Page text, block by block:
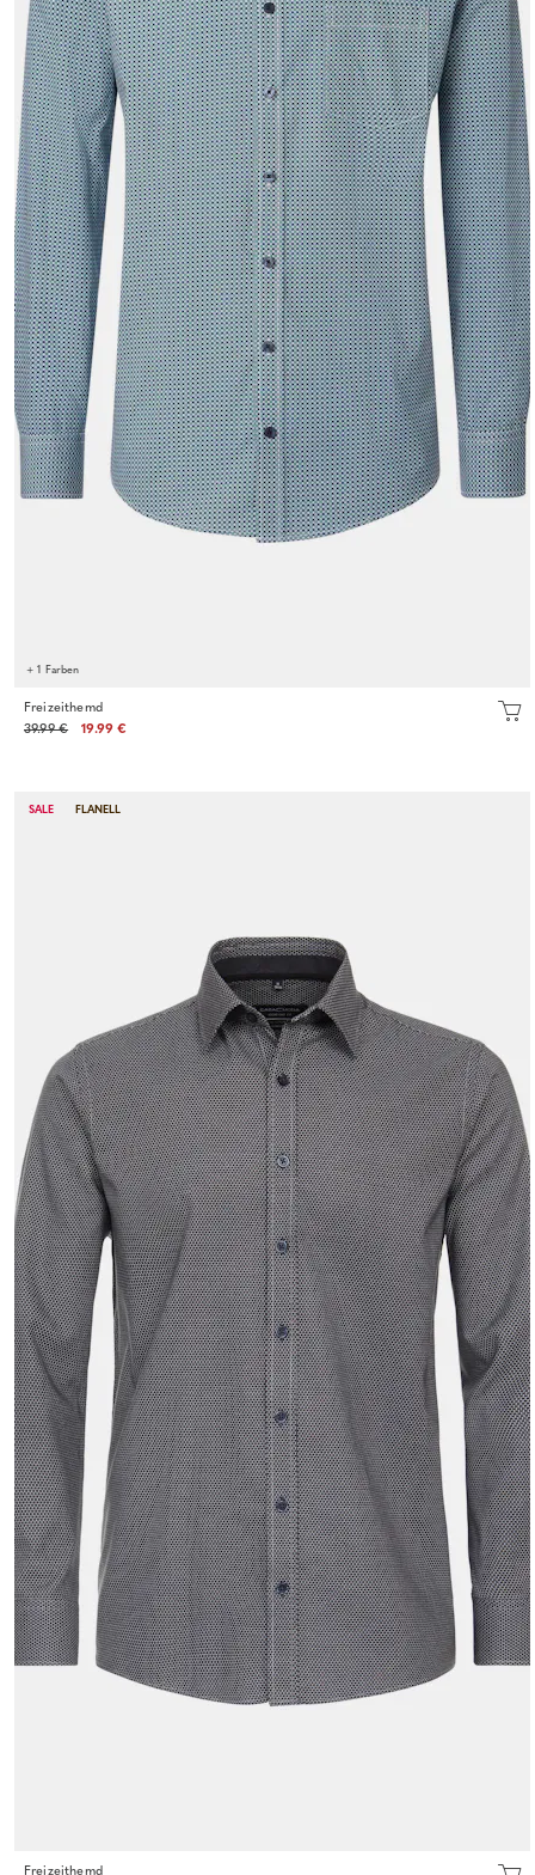
+ 1 Farben
Freizeithemd
39.99 €
19.99 €
SALE FLANELL
Freizeithemd